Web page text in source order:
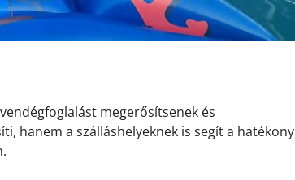
megerősítsenek és
hanem a szálláshelyeknek is segít a hatékony